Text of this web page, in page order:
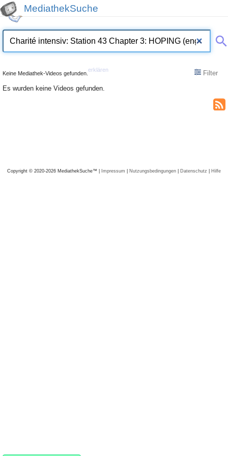
MediathekSuche
Keine Mediathek-Videos gefunden.
erklären
Filter
Es wurden keine Videos gefunden.
Copyright © 2020-2026 MediathekSuche™ | Impressum | Nutzungsbedingungen | Datenschutz | Hilfe